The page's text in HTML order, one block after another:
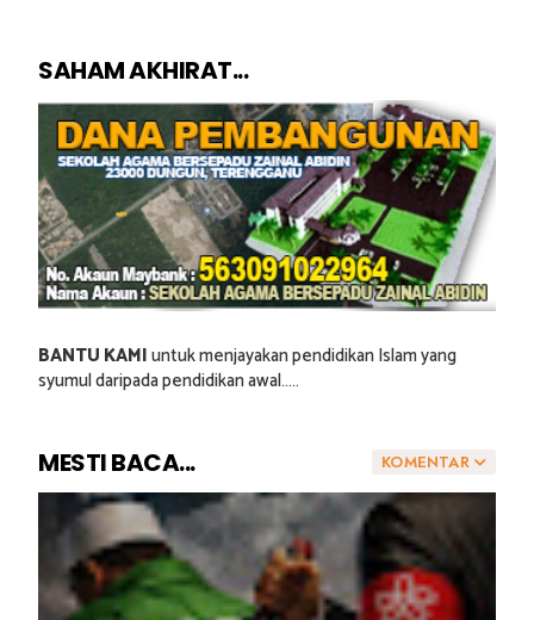
SAHAM AKHIRAT...
BANTU KAMIuntuk menjayakan pendidikan Islam yang
syumul daripada pendidikan awal.....
KOMENTAR
MESTI BACA...